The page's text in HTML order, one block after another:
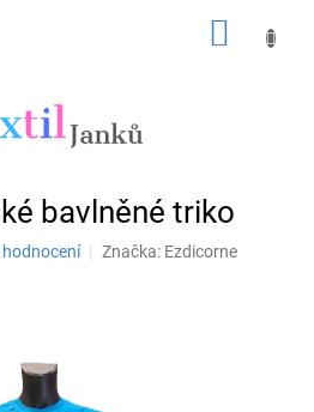
bavlněné triko
Značka: Ezdicorne